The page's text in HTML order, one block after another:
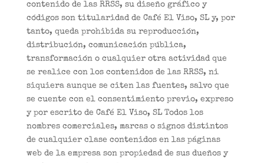
contenido de las RRSS, su diseño gráfico y
códigos son titularidad de Café El Viso, SL y, por
tanto, queda prohibida su reproducción,
distribución, comunicación pública,
transformación o cualquier otra actividad que
se realice con los contenidos de las RRSS, ni
siquiera aunque se citen las fuentes, salvo que
se cuente con el consentimiento previo, expreso
y por escrito de Café El Viso, SL Todos los
nombres comerciales, marcas o signos distintos
de cualquier clase contenidos en las páginas
web de la empresa son propiedad de sus dueños y